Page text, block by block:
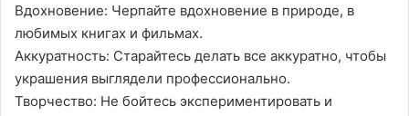
Вдохновение: Черпайте вдохновение в природе, в
любимых книгах и фильмах.
Аккуратность: Старайтесь делать все аккуратно, чтобы
украшения выглядели профессионально.
Творчество: Не бойтесь экспериментировать и